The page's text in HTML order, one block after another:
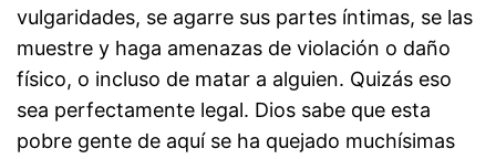
vulgaridades, se agarre sus partes íntimas, se las
muestre y haga amenazas de violación o daño
físico, o incluso de matar a alguien. Quizás eso
sea perfectamente legal. Dios sabe que esta
pobre gente de aquí se ha quejado muchísimas